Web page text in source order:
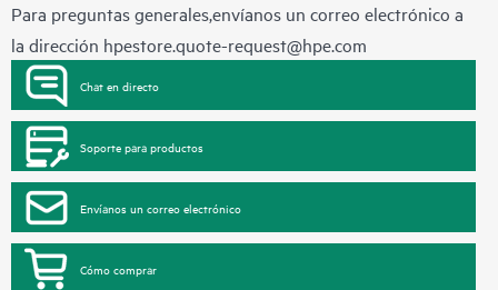
Para preguntas generales,envíanos un correo electrónico a
la dirección hpestore.quote-request@hpe.com
Chat en directo
Soporte para productos
Envíanos un correo electrónico
Cómo comprar